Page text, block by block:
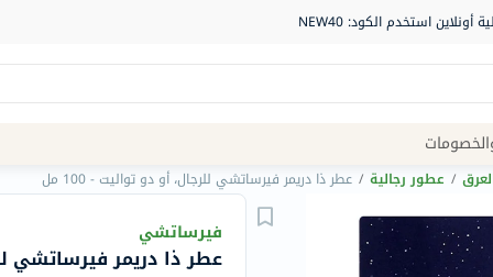
Navigation
الصيدلية
/ عطور رجالية / عطر ذا دريمر فيرساتشي للرجال، أو دو تواليت - 100 مل
فيرساتشي
عطر ذا دريمر فيرساتشي